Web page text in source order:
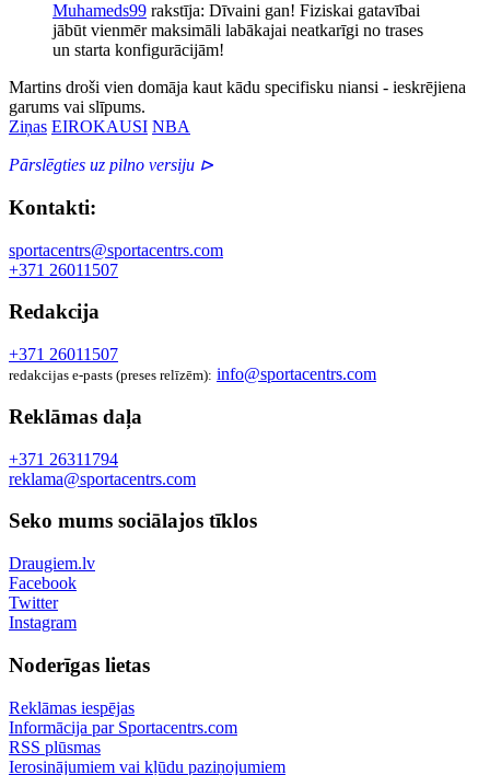
Muhameds99 rakstīja: Dīvaini gan! Fiziskai gatavībai
jābūt vienmēr maksimāli labākajai neatkarīgi no trases
un starta konfigurācijām!
Martins droši vien domāja kaut kādu specifisku niansi - ieskrējiena
garums vai slīpums.
Ziņas EIROKAUSI NBA
Pārslēgties uz pilno versiju ⊳
Kontakti:
sportacentrs@sportacentrs.com
+371 26011507
Redakcija
+371 26011507
redakcijas e-pasts (preses relīzēm): info@sportacentrs.com
Reklāmas daļa
+371 26311794
reklama@sportacentrs.com
Seko mums sociālajos tīklos
Draugiem.lv
Facebook
Twitter
Instagram
Noderīgas lietas
Reklāmas iespējas
Informācija par Sportacentrs.com
RSS plūsmas
Ierosinājumiem vai kļūdu paziņojumiem